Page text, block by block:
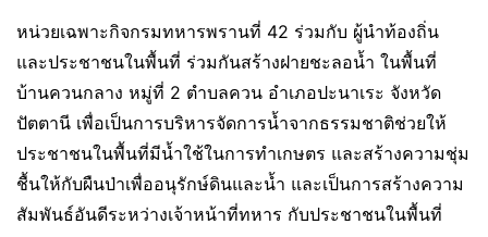
หน่วยเฉพาะกิจกรมทหารพรานที่ 42 ร่วมกับ ผู้นำท้องถิ่น
และประชาชนในพื้นที่ ร่วมกันสร้างฝายชะลอน้ำ ในพื้นที่
บ้านควนกลาง หมู่ที่ 2 ตำบลควน อำเภอปะนาเระ จังหวัด
ปัตตานี เพื่อเป็นการบริหารจัดการน้ำจากธรรมชาติช่วยให้
ประชาชนในพื้นที่มีน้ำใช้ในการทำเกษตร และสร้างความชุ่ม
ชื้นให้กับผืนป่าเพื่ออนุรักษ์ดินและน้ำ และเป็นการสร้างความ
สัมพันธ์อันดีระหว่างเจ้าหน้าที่ทหาร กับประชาชนในพื้นที่